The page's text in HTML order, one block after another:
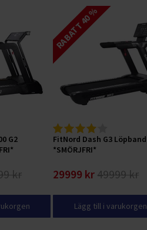
G2
kr
RABATT 40 %
FitNord Dash G3 Löpband
*SMÖRJFRI*
29999 kr 49999 kr
Lägg till i varukorgen